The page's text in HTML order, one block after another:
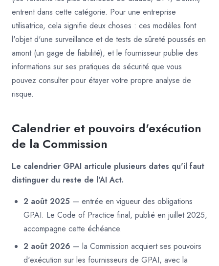
entrent dans cette catégorie. Pour une entreprise
utilisatrice, cela signifie deux choses : ces modèles font
l'objet d'une surveillance et de tests de sûreté poussés en
amont (un gage de fiabilité), et le fournisseur publie des
informations sur ses pratiques de sécurité que vous
pouvez consulter pour étayer votre propre analyse de
risque.
Calendrier et pouvoirs d'exécution
de la Commission
Le calendrier GPAI articule plusieurs dates qu'il faut
distinguer du reste de l'AI Act.
2 août 2025 — entrée en vigueur des obligations
GPAI. Le Code of Practice final, publié en juillet 2025,
accompagne cette échéance.
2 août 2026 — la Commission acquiert ses pouvoirs
d'exécution sur les fournisseurs de GPAI, avec la